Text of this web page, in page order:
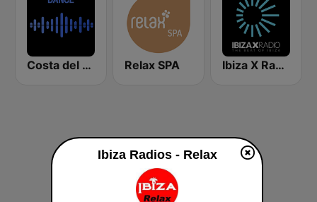
Costa del Mar Dance Relax SPA Ibiza X Radio
Ibiza Radios - Relax